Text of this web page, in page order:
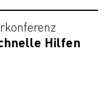
Hilfen